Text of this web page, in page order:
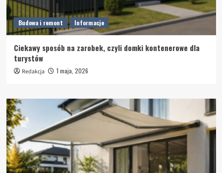
Budowa i remont Informacje
Ciekawy sposób na zarobek, czyli domki kontenerowe dla
turystów
Redakcja 1 maja, 2026